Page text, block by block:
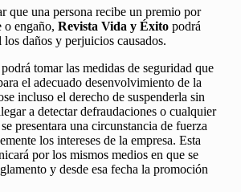
que una persona recibe un premio por
o engaño, Revista Vida y Éxito podrá
daños y perjuicios causados.
podrá tomar las medidas de seguridad que
el adecuado desenvolvimiento de la
incluso el derecho de suspenderla sin
a detectar defraudaciones o cualquier
presentara una circunstancia de fuerza
los intereses de la empresa. Esta
por los mismos medios en que se
y desde esa fecha la promoción